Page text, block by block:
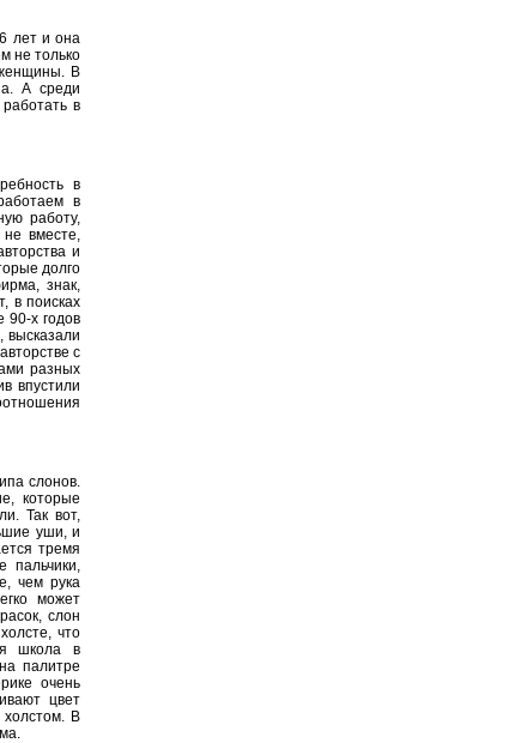
лет и она
не только
В
А среди
в
в
в
работу,
вместе,
и
долго
знак,
в поисках
90-х годов
с
разных
впустили
слонов.
которые
Так вот,
уши, и
тремя
чем рука
может
слон
что
школа в
палитре
очень
цвет
холстом. В